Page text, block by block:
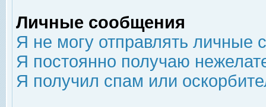
Личные сообщения
Я не могу отправлять личные
Я постоянно получаю
Я получил спам или